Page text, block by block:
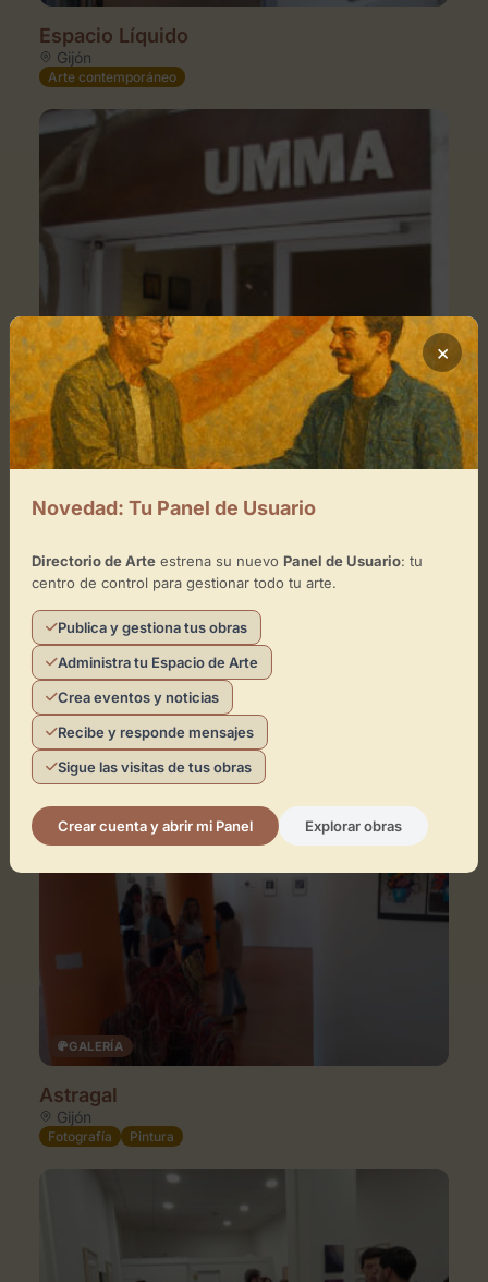
Espacio Líquido
Gijón
Arte contemporáneo
GALERÍA
UMMA
Gijón
Arte contemporáneo
GALERÍA
Astragal
Gijón
Fotografía Pintura
×
Novedad: Tu Panel de Usuario
Directorio de Arteestrena su nuevo Panel de Usuario: tu
centro de control para gestionar todo tu arte.
Publica y gestiona tus obras
Administra tu Espacio de Arte
Crea eventos y noticias
Recibe y responde mensajes
Sigue las visitas de tus obras
Crear cuenta y abrir mi Panel Explorar obras